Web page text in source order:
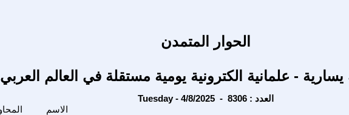
الحوار المتمدن
- علمانية الكترونية يومية مستقلة في العالم العربي
Tuesday - 4/8/2025 - العدد : 8306
الاسم